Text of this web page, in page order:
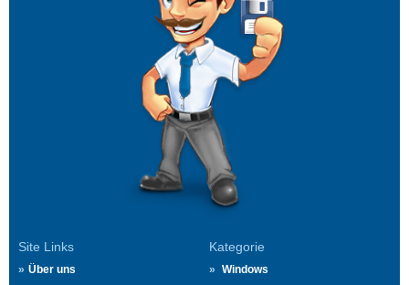
Site Links
Über uns
Kategorie
Windows